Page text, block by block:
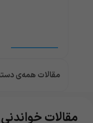
مقالات همه‌ی
مقالات